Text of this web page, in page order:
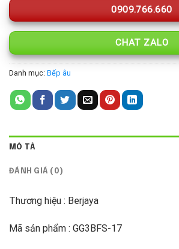
0909.766.660
CHAT ZALO
Danh mục: Bếp âu
MÔ TẢ
ĐÁNH GIÁ (0)
Thương hiệu : Berjaya
Mã sản phẩm : GG3BFS-17